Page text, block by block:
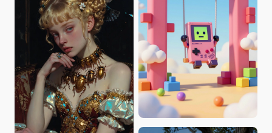
KevinKeying
ultronPrime